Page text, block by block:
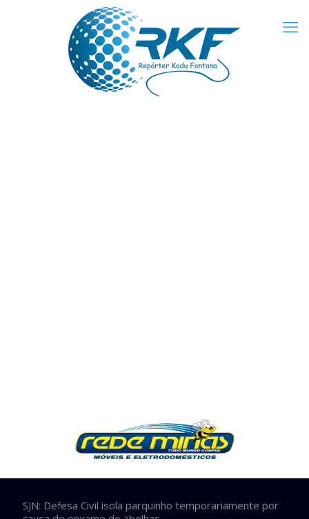
SJN: Defesa Civil isola parquinho temporariamente por